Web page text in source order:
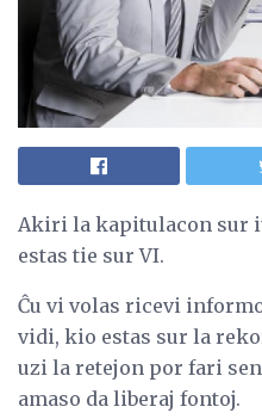
Akiri la kapitulacon sur
estas tie sur VI.
Ĉu vi volas ricevi
vidi, kio estas sur la
uzi la retejon por fari
amaso da liberaj fontoj.